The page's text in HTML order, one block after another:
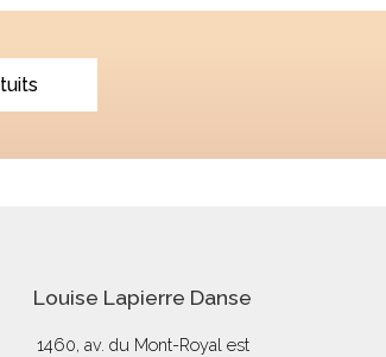
Louise Lapierre Danse
1460, av. du Mont-Royal est